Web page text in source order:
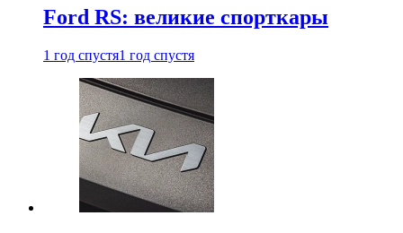
Ford RS: великие спорткары
1 год спустя1 год спустя